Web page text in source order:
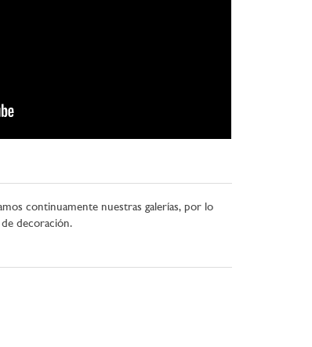
continuamente nuestras galerías, por lo
decoración.